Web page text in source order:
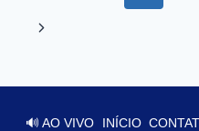
🔊 AO VIVO INÍCIO